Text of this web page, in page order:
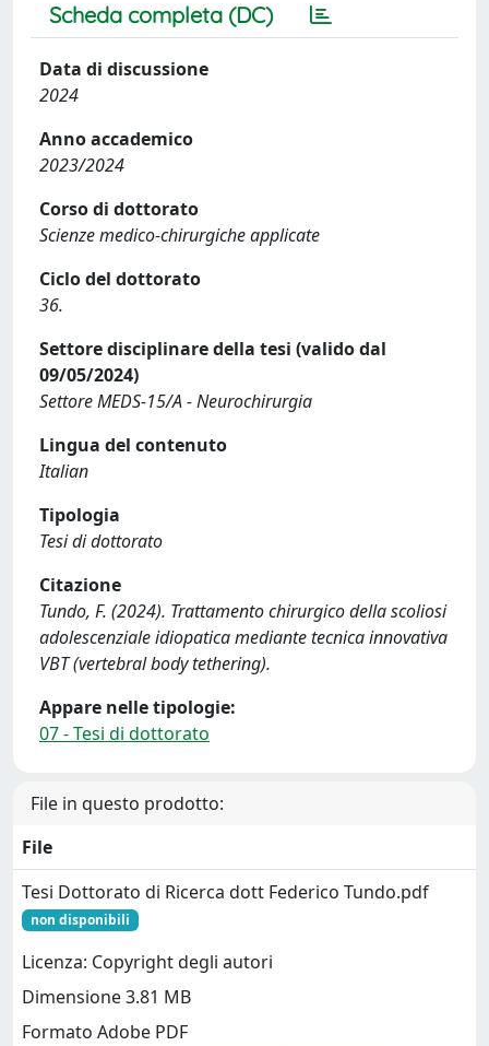
Scheda completa (DC)
Data di discussione
2024
Anno accademico
2023/2024
Corso di dottorato
Scienze medico-chirurgiche applicate
Ciclo del dottorato
36.
Settore disciplinare della tesi (valido dal
09/05/2024)
Settore MEDS-15/A - Neurochirurgia
Lingua del contenuto
Italian
Tipologia
Tesi di dottorato
Citazione
Tundo, F. (2024). Trattamento chirurgico della scoliosi
adolescenziale idiopatica mediante tecnica innovativa
VBT (vertebral body tethering).
Appare nelle tipologie:
07 - Tesi di dottorato
File in questo prodotto:
File
Tesi Dottorato di Ricerca dott Federico Tundo.pdf
non disponibili
Licenza: Copyright degli autori
Dimensione 3.81 MB
Formato Adobe PDF